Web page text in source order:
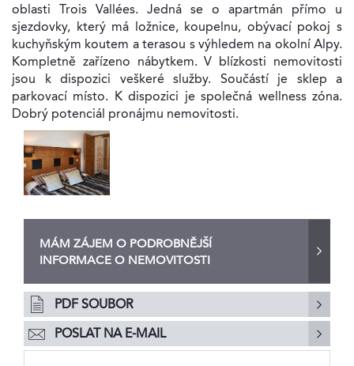
oblasti Trois Vallées. Jedná se o apartmán přímo u
sjezdovky, který má ložnice, koupelnu, obývací pokoj s
kuchyňským koutem a terasou s výhledem na okolní Alpy.
Kompletně zařízeno nábytkem. V blízkosti nemovitosti
jsou k dispozici veškeré služby. Součástí je sklep a
parkovací místo. K dispozici je společná wellness zóna.
Dobrý potenciál pronájmu nemovitosti.
MÁM ZÁJEM O PODROBNĚJŠÍ
INFORMACE O NEMOVITOSTI
PDF SOUBOR
POSLAT NA E-MAIL